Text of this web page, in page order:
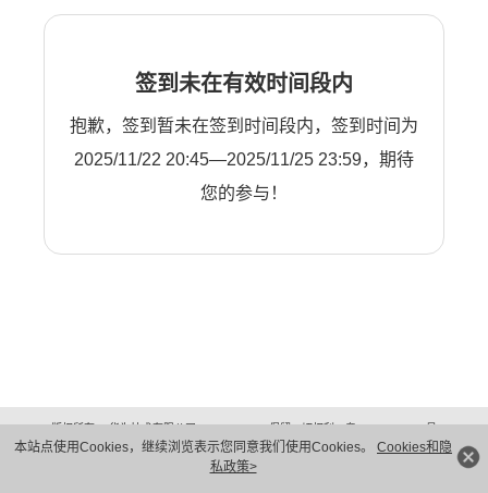
本站点使用Cookies，继续浏览表示您同意我们使用Cookies。 Cookies和隐
私政策>
签到未在有效时间段内
抱歉，签到暂未在签到时间段内，签到时间为
2025/11/22 20:45—2025/11/25 23:59，期待
您的参与！
版权所有 © 华为技术有限公司 1998-2026。 保留一切权利。粤A2-20044005号
隐私保护
法律声明